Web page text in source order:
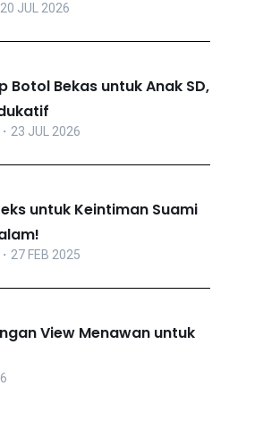
20 JUL 2026
Botol Bekas untuk Anak SD,
・23 JUL 2026
untuk Keintiman Suami
・27 FEB 2025
View Menawan untuk